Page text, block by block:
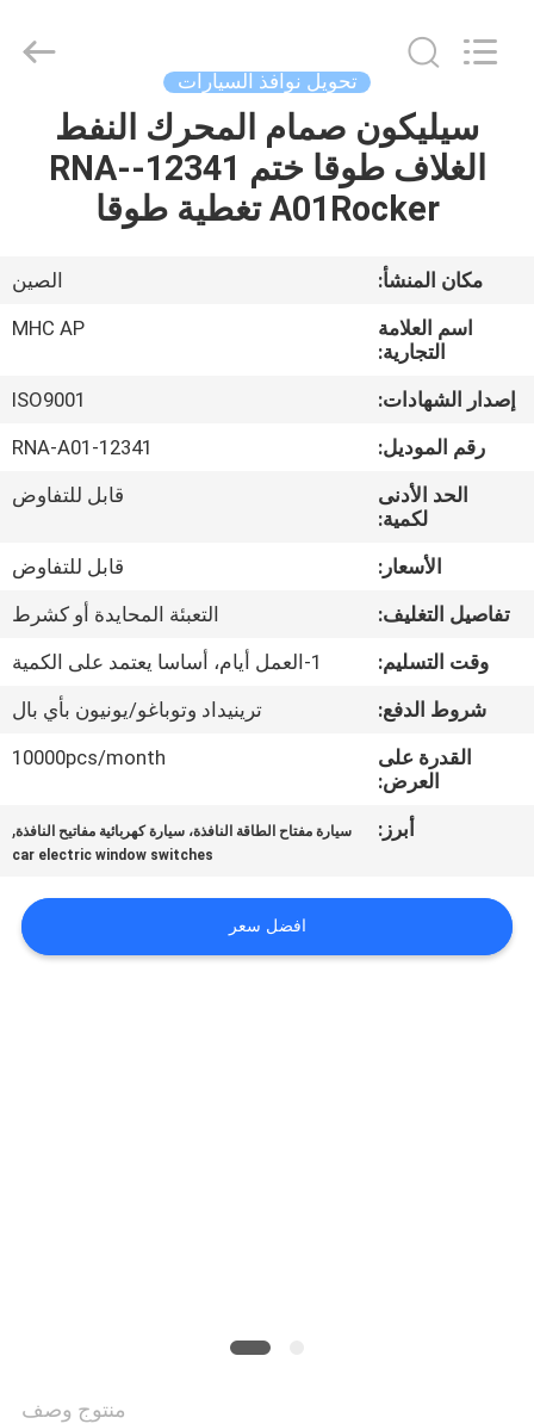
الصفحة
الرئيسية
معلومات
جولة
مراقبة
الجودة
اتصل
خريطة
Limited.
تحويل نوافذ السيارات
سيليكون صمام المحرك النفط
الغلاف طوقا ختم 12341-RNA-
A01Rocker تغطية طوقا
مكان المنشأ:
الصين
اسم العلامة
التجارية:
MHC AP
إصدار الشهادات:
ISO9001
رقم الموديل:
12341-RNA-A01
الحد الأدنى
لكمية:
قابل للتفاوض
الأسعار:
قابل للتفاوض
تفاصيل التغليف:
التعبئة المحايدة أو كشرط
وقت التسليم:
1-العمل أيام، أساسا يعتمد على الكمية
شروط الدفع:
ترينيداد وتوباغو/يونيون بأي بال
القدرة على
العرض:
10000pcs/month
أبرز: سيارة مفتاح الطاقة النافذة، سيارة كهربائية مفاتيح النافذة,
car electric window switches
افضل سعر
منتوج وصف